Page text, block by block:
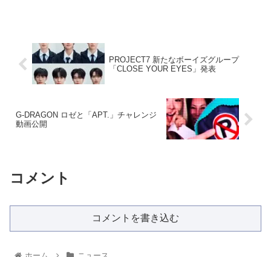
PROJECT7 新たなボーイズグループ
「CLOSE YOUR EYES」発表
G-DRAGON ロゼと「APT.」チャレンジ
動画公開
コメント
コメントを書き込む